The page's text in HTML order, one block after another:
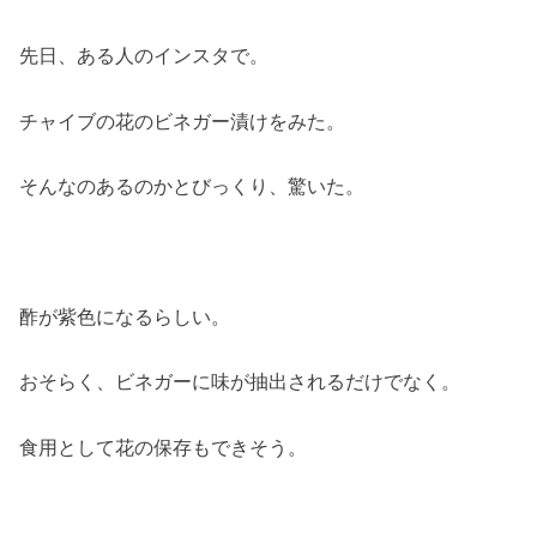
先日、ある人のインスタで。
チャイブの花のビネガー漬けをみた。
そんなのあるのかとびっくり、驚いた。
酢が紫色になるらしい。
おそらく、ビネガーに味が抽出されるだけでなく。
食用として花の保存もできそう。